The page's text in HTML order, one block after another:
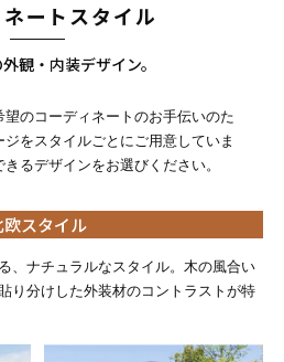
ートスタイル
観・内装デザイン。
のコーディネートのお手伝いのた
をスタイルごとにご用意していま
るデザインをお選びください。
欧スタイル
、ナチュラルなスタイル。木の風合い
り分けした外装材のコントラストが特